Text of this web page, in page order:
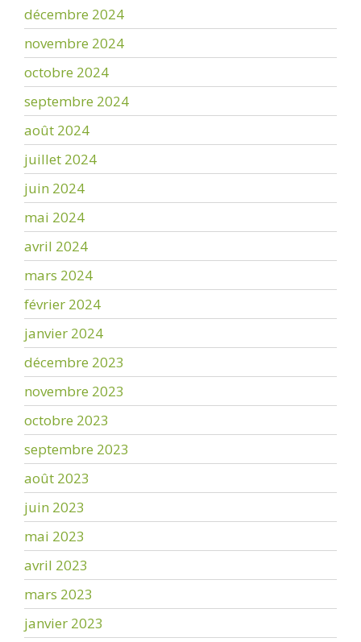
décembre 2024
novembre 2024
octobre 2024
septembre 2024
août 2024
juillet 2024
juin 2024
mai 2024
avril 2024
mars 2024
février 2024
janvier 2024
décembre 2023
novembre 2023
octobre 2023
septembre 2023
août 2023
juin 2023
mai 2023
avril 2023
mars 2023
janvier 2023